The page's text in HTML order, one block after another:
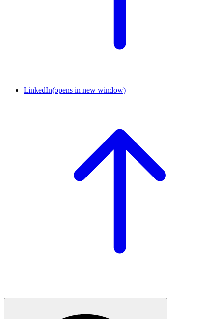
LinkedIn(opens in new window)